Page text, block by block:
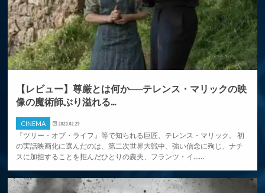
【レビュー】尊厳とは何か──テレンス・マリックの映
像の魔術師ぶり溢れる...
CINEMA 2020.02.29
『ツリー・オブ・ライフ』等で知られる巨匠、テレンス・マリック。 初
の実話映画化に選んだのは、第二次世界大戦中、強い信念に殉じ、ナチ
スに加担することを拒んだひとりの農夫、フランツ・イ……